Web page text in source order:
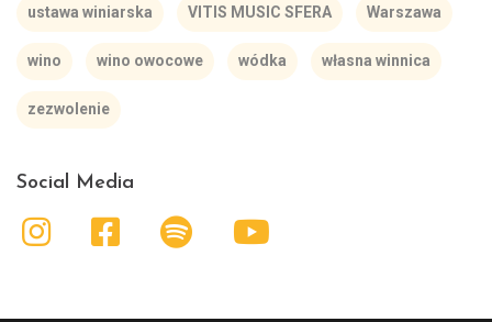
ustawa winiarska VITIS MUSIC SFERA Warszawa
wino wino owocowe wódka własna winnica
zezwolenie
Social Media